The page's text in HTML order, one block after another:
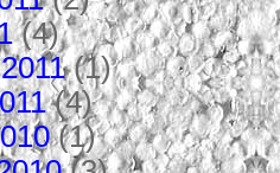
(4)
(1)
(4)
(1)